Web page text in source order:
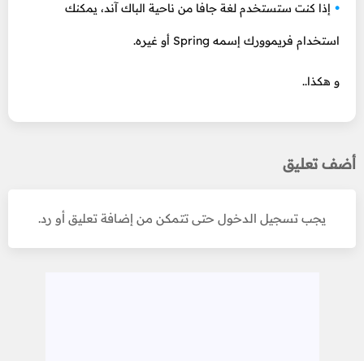
إذا كنت ستستخدم لغة جافا من ناحية الباك آند، يمكنك
استخدام فريموورك إسمه Spring أو غيره.
و هكذا..
أضف تعليق
يجب تسجيل الدخول حتى تتمكن من إضافة تعليق أو رد.